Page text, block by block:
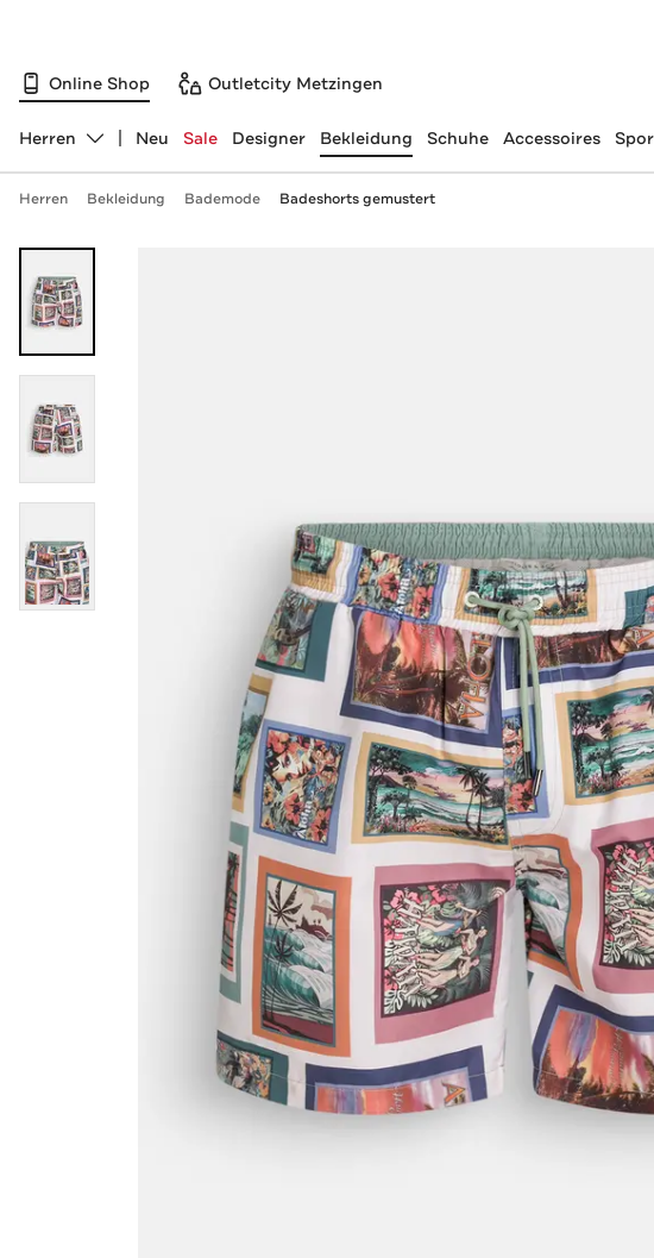
Online Shop Outletcity Metzingen
Abteilung ändern, ausgewählt:
Herren Neu Sale Designer Bekleidung Schuhe Accessoires
Herren Bekleidung Bademode Badeshorts gemustert